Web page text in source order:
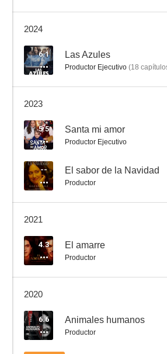
2024
6.1 Las Azules
Productor Ejecutivo (18
2023
5.5 Santa mi amor
Productor Ejecutivo
-- El sabor de la Navidad
Productor
2021
4.3 El amarre
Productor
2020
6.6 Animales humanos
Productor